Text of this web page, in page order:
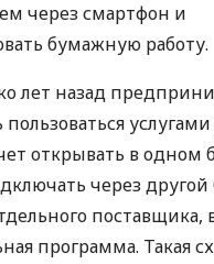
через смартфон и
бумажную работу.
лет назад
открывать в одном
через
поставщика,
программа. Такая